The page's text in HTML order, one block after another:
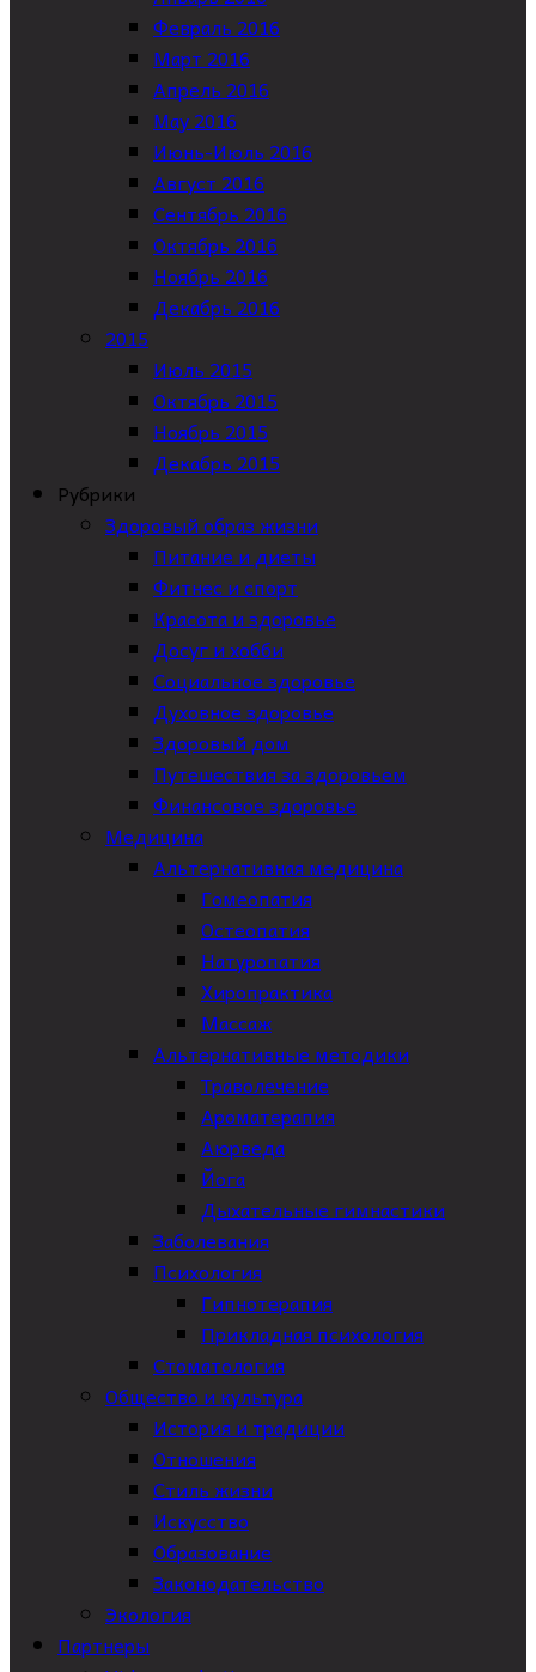
Февраль 2016
Март 2016
Апрель 2016
May 2016
Июнь-Июль 2016
Август 2016
Сентябрь 2016
Октябрь 2016
Ноябрь 2016
Декабрь 2016
2015
Июль 2015
Октябрь 2015
Ноябрь 2015
Декабрь 2015
Рубрики
Здоровый образ жизни
Питание и диеты
Фитнес и спорт
Красота и здоровье
Досуг и хобби
Социальное здоровье
Духовное здоровье
Здоровый дом
Путешествия за здоровьем
Финансовое здоровье
Медицина
Альтернативная медицина
Гомеопатия
Остеопатия
Натуропатия
Хиропрактика
Массаж
Альтернативные методики
Траволечение
Ароматерапия
Аюрведа
Йога
Дыхательные гимнастики
Заболевания
Психология
Гипнотерапия
Прикладная психология
Стоматология
Общество и культура
История и традиции
Отношения
Стиль жизни
Искусство
Образование
Законодательство
Экология
Партнеры